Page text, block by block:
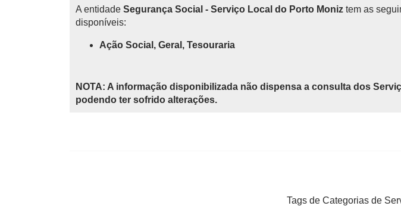
A entidade Segurança Social - Serviço Local do Porto Moniz tem as
disponíveis:
Ação Social, Geral, Tesouraria
NOTA: A informação disponibilizada não dispensa a consulta dos
podendo ter sofrido alterações.
Tags de Categorias de